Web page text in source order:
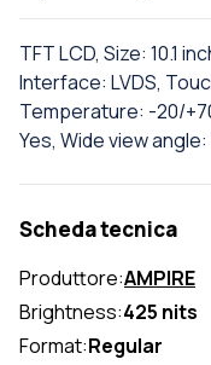
TFT LCD, Size: 10.1
Interface: LVDS,
Temperature: -20/
Yes, Wide view
Scheda tecnica
Produttore:AMPIRE
Brightness:425 nits
Format:Regular